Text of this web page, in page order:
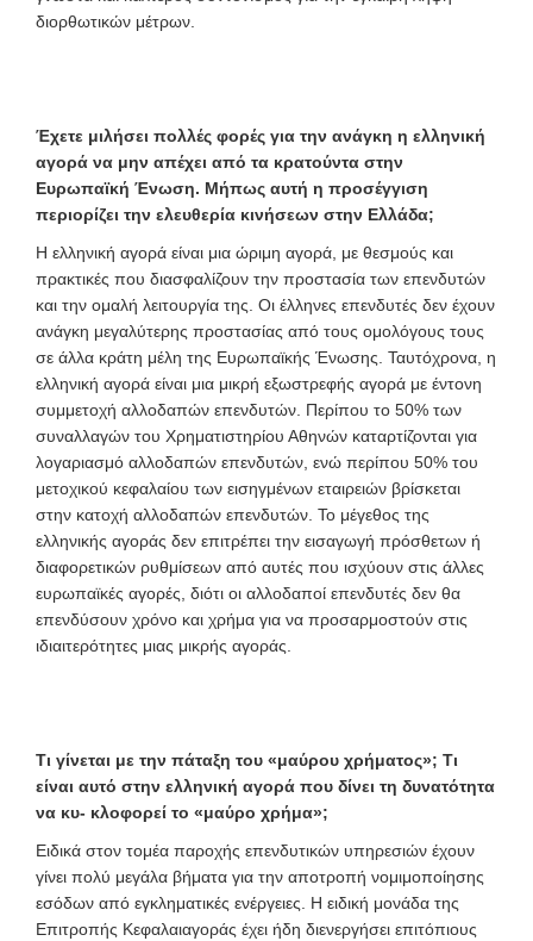
διορθωτικών μέτρων.
Έχετε μιλήσει πολλές φορές για την ανάγκη η ελληνική
αγορά να μην απέχει από τα κρατούντα στην
Ευρωπαϊκή Ένωση. Μήπως αυτή η προσέγγιση
περιορίζει την ελευθερία κινήσεων στην Ελλάδα;
Η ελληνική αγορά είναι μια ώριμη αγορά, με θεσμούς και
πρακτικές που διασφαλίζουν την προστασία των επενδυτών
και την ομαλή λειτουργία της. Οι έλληνες επενδυτές δεν έχουν
ανάγκη μεγαλύτερης προστασίας από τους ομολόγους τους
σε άλλα κράτη μέλη της Ευρωπαϊκής Ένωσης. Ταυτόχρονα, η
ελληνική αγορά είναι μια μικρή εξωστρεφής αγορά με έντονη
συμμετοχή αλλοδαπών επενδυτών. Περίπου το 50% των
συναλλαγών του Χρηματιστηρίου Αθηνών καταρτίζονται για
λογαριασμό αλλοδαπών επενδυτών, ενώ περίπου 50% του
μετοχικού κεφαλαίου των εισηγμένων εταιρειών βρίσκεται
στην κατοχή αλλοδαπών επενδυτών. Το μέγεθος της
ελληνικής αγοράς δεν επιτρέπει την εισαγωγή πρόσθετων ή
διαφορετικών ρυθμίσεων από αυτές που ισχύουν στις άλλες
ευρωπαϊκές αγορές, διότι οι αλλοδαποί επενδυτές δεν θα
επενδύσουν χρόνο και χρήμα για να προσαρμοστούν στις
ιδιαιτερότητες μιας μικρής αγοράς.
Τι γίνεται με την πάταξη του «μαύρου χρήματος»; Τι
είναι αυτό στην ελληνική αγορά που δίνει τη δυνατότητα
να κυ- κλοφορεί το «μαύρο χρήμα»;
Ειδικά στον τομέα παροχής επενδυτικών υπηρεσιών έχουν
γίνει πολύ μεγάλα βήματα για την αποτροπή νομιμοποίησης
εσόδων από εγκληματικές ενέργειες. Η ειδική μονάδα της
Επιτροπής Κεφαλαιαγοράς έχει ήδη διενεργήσει επιτόπιους